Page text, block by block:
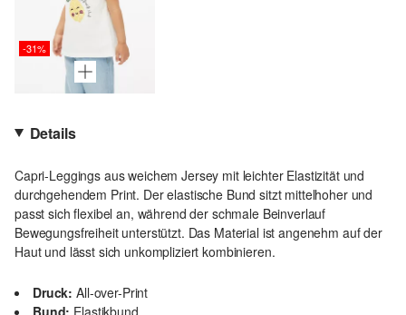
-31%
Details
Capri-Leggings aus weichem Jersey mit leichter Elastizität und
durchgehendem Print. Der elastische Bund sitzt mittelhoher und
passt sich flexibel an, während der schmale Beinverlauf
Bewegungsfreiheit unterstützt. Das Material ist angenehm auf der
Haut und lässt sich unkompliziert kombinieren.
Druck: All-over-Print
Bund: Elastikbund